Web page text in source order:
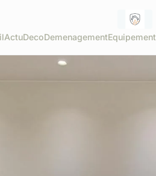
ActuDecoDemenagementEquipement